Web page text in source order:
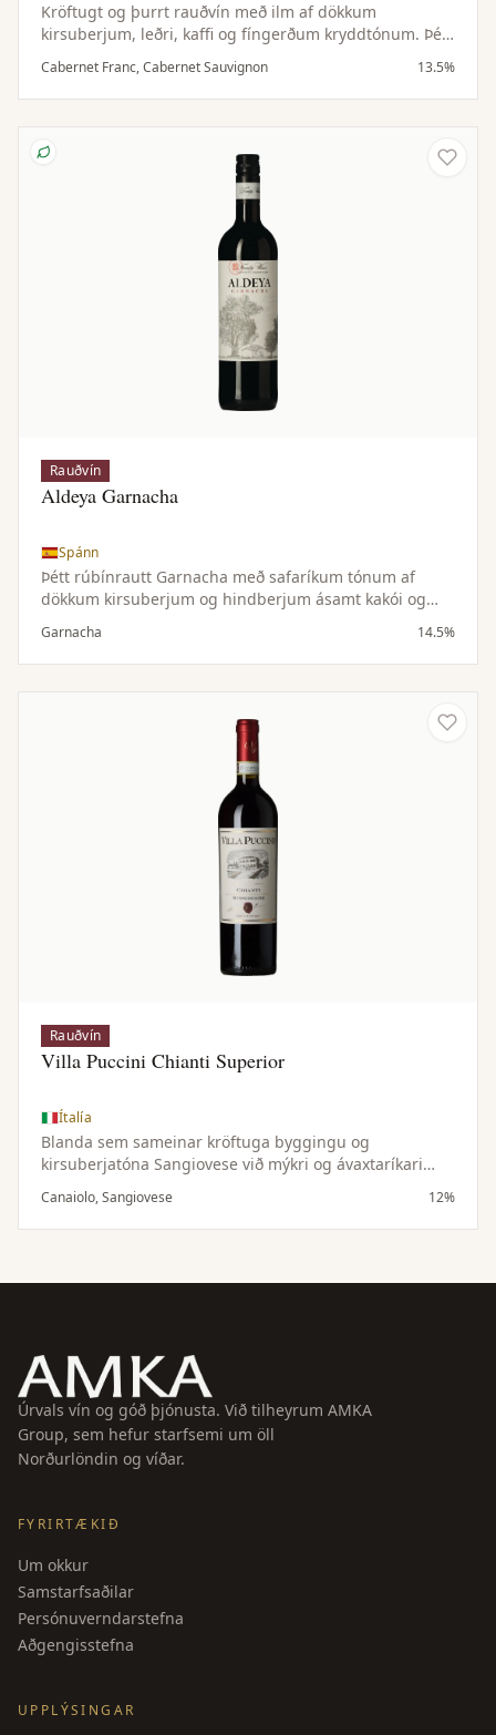
Kröftugt og þurrt rauðvín með ilm af dökkum
kirsuberjum, leðri, kaffi og fíngerðum kryddtónum. Þétt
og dökkt í munni með tóbakstónum, kryddaðri eik og
fáguðum tannínum.
Cabernet Franc, Cabernet Sauvignon 13.5%
Rauðvín
Aldeya Garnacha
Spánn
Þétt rúbínrautt Garnacha með safaríkum tónum af
dökkum kirsuberjum og hindberjum ásamt kakói og
vanillu. Meðalfyllt til þétt, ávaxtaríkt og bragðmikið.
Garnacha 14.5%
Rauðvín
Villa Puccini Chianti Superior
Ítalía
Blanda sem sameinar kröftuga byggingu og
kirsuberjatóna Sangiovese við mýkri og ávaxtaríkari
einkenni Canaiolo — samstillt og vel jafnvægisstillt vín.
Canaiolo, Sangiovese 12%
Úrvals vín og góð þjónusta. Við tilheyrum AMKA
Group, sem hefur starfsemi um öll
Norðurlöndin og víðar.
FYRIRTÆKIÐ
Um okkur
Samstarfsaðilar
Persónuverndarstefna
Aðgengisstefna
UPPLÝSINGAR